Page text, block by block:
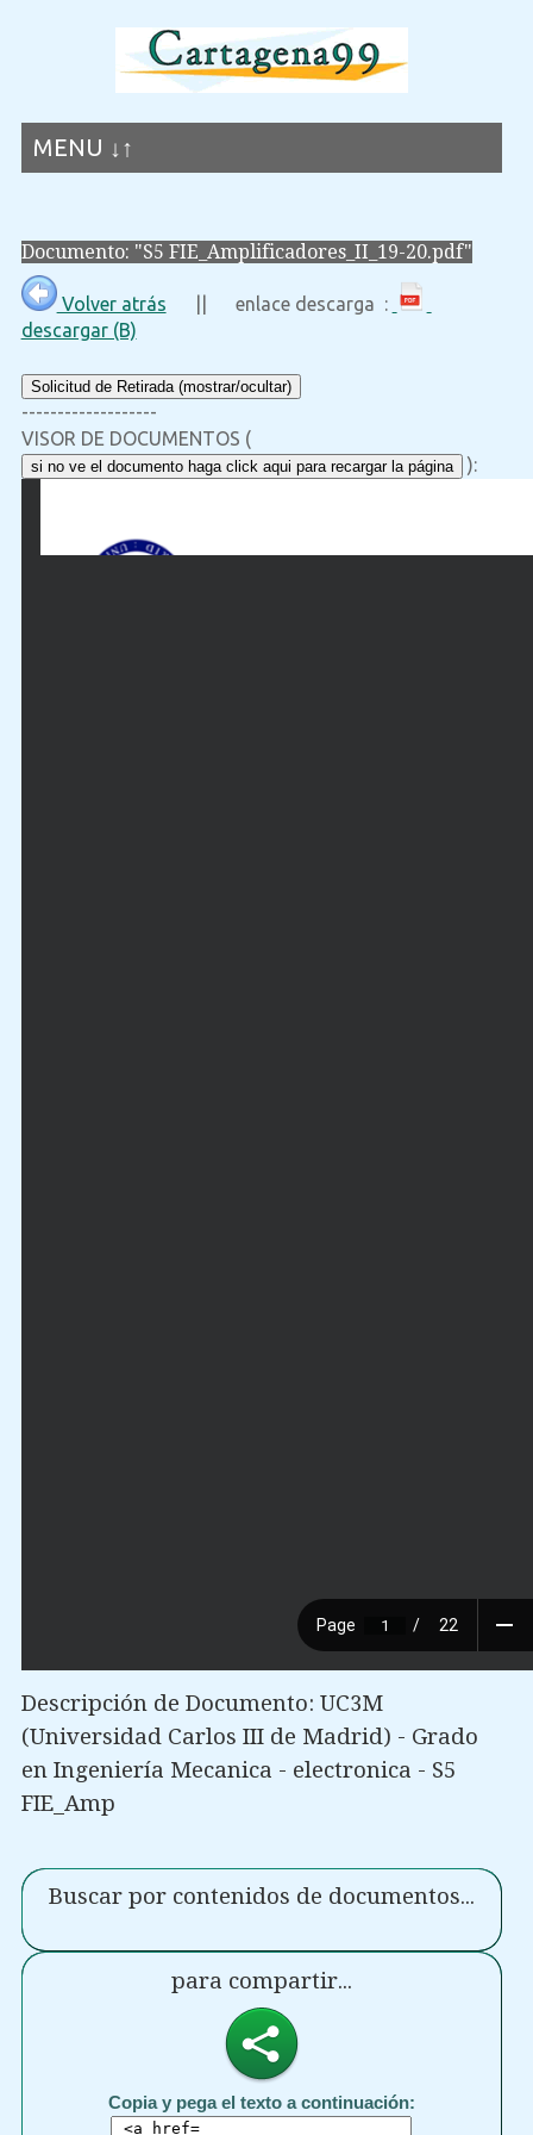
MENU ↓↑
Documento: "S5 FIE_Amplificadores_II_19-20.pdf"
Volver atrás || enlace descarga :
descargar (B)
Solicitud de Retirada (mostrar/ocultar)
-------------------
VISOR DE DOCUMENTOS (
si no ve el documento haga click aqui para recargar la página ):
Descripción de Documento: UC3M
(Universidad Carlos III de Madrid) - Grado
en Ingeniería Mecanica - electronica - S5
FIE_Amp
Buscar por contenidos de documentos...
para compartir...
Copia y pega el texto a continuación: